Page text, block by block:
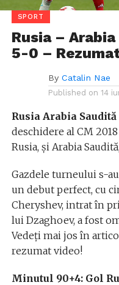
SPORT
Rusia –
5-0 –
By Catalin Nae
Published on 14
Rusia Arabia
deschidere al CM
Rusia, și Arabia
Gazdele turneului s-
un debut perfect, cu
Cheryshev, intrat în
lui Dzaghoev, a fost
Vedeți mai jos în
rezumat video!
Minutul 90+4: Gol